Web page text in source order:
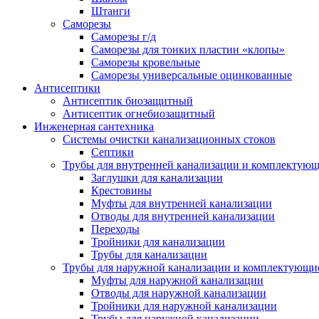
Штанги
Саморезы
Саморезы г/д
Саморезы для тонких пластин «клопы»
Саморезы кровельные
Саморезы универсальные оцинкованные
Антисептики
Антисептик биозащитный
Антисептик огнебиозащитный
Инженерная сантехника
Системы очистки канализационных стоков
Септики
Трубы для внутренней канализации и
Заглушки для канализации
Крестовины
Муфты для внутренней канализации
Отводы для внутренней канализации
Переходы
Тройники для канализации
Трубы для канализации
Трубы для наружной канализации и
Муфты для наружной канализации
Отводы для наружной канализации
Тройники для наружной канализации